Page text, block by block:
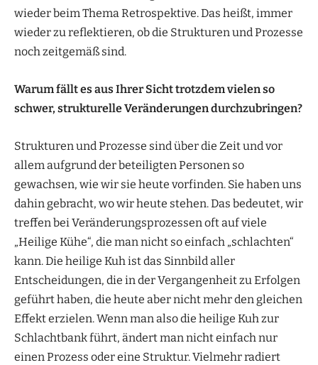
wieder beim Thema Retrospektive. Das heißt, immer
wieder zu reflektieren, ob die Strukturen und Prozesse
noch zeitgemäß sind.
Warum fällt es aus Ihrer Sicht trotzdem vielen so
schwer, strukturelle Veränderungen durchzubringen?
Strukturen und Prozesse sind über die Zeit und vor
allem aufgrund der beteiligten Personen so
gewachsen, wie wir sie heute vorfinden. Sie haben uns
dahin gebracht, wo wir heute stehen. Das bedeutet, wir
treffen bei Veränderungsprozessen oft auf viele
„Heilige Kühe“, die man nicht so einfach „schlachten“
kann. Die heilige Kuh ist das Sinnbild aller
Entscheidungen, die in der Vergangenheit zu Erfolgen
geführt haben, die heute aber nicht mehr den gleichen
Effekt erzielen. Wenn man also die heilige Kuh zur
Schlachtbank führt, ändert man nicht einfach nur
einen Prozess oder eine Struktur. Vielmehr radiert